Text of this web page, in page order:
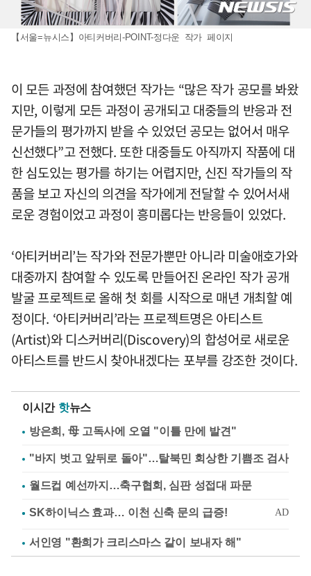
【서울=뉴시스】아티커버리-POINT-정다운 작가 페이지
이 모든 과정에 참여했던 작가는 “많은 작가 공모를 봐왔
지만, 이렇게 모든 과정이 공개되고 대중들의 반응과 전
문가들의 평가까지 받을 수 있었던 공모는 없어서 매우
신선했다”고 전했다. 또한 대중들도 아직까지 작품에 대
한 심도있는 평가를 하기는 어렵지만, 신진 작가들의 작
품을 보고 자신의 의견을 작가에게 전달할 수 있어서새
로운 경험이었고 과정이 흥미롭다는 반응들이 있었다.
‘아티커버리’는 작가와 전문가뿐만 아니라 미술애호가와
대중까지 참여할 수 있도록 만들어진 온라인 작가 공개
발굴 프로젝트로 올해 첫 회를 시작으로 매년 개최할 예
정이다. ‘아티커버리’라는 프로젝트명은 아티스트
(Artist)와 디스커버리(Discovery)의 합성어로 새로운
아티스트를 반드시 찾아내겠다는 포부를 강조한 것이다.
이시간 핫뉴스
방은희, 母 고독사에 오열 "이틀 만에 발견"
"바지 벗고 앞뒤로 돌아"…탈북민 회상한 기쁨조 검사
월드컵 예선까지…축구협회, 심판 성접대 파문
서인영 "환희가 크리스마스 같이 보내자 해"